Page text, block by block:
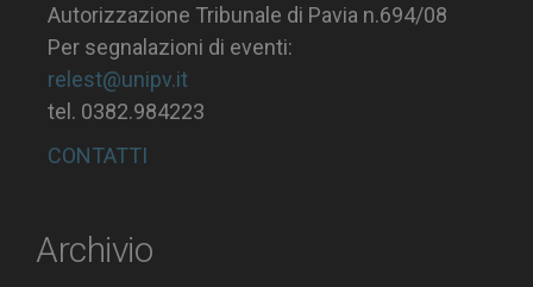
Autorizzazione Tribunale di Pavia n.694/08
Per segnalazioni di eventi:
relest@unipv.it
tel. 0382.984223
CONTATTI
Archivio